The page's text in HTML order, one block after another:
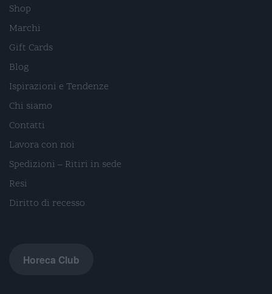
Shop
Marchi
Gift Cards
Blog
Ispirazioni e Tendenze
Chi siamo
Contatti
Lavora con noi
Spedizioni – Ritiri in sede
Resi
Diritto di recesso
Horeca Club